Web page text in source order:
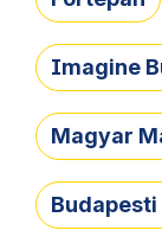
Imagine
Magyar